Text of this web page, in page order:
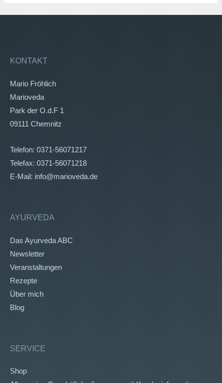
KONTAKT
Mario Fröhlich
Marioveda
Park der O.d.F 1
09111 Chemnitz
Telefon: 0371-56071217
Telefax: 0371-56071218
E-Mail: info@marioveda.de
AYURVEDA
Das Ayurveda ABC
Newsletter
Veranstaltungen
Rezepte
Über mich
Blog
SERVICE
Shop